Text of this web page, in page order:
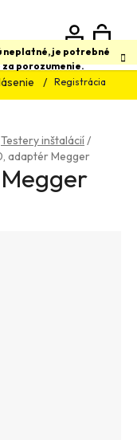
neplatné, je potrebné
porozumenie.
Registrácia
Hľadať
Testery inštalácií/
adaptér Megger